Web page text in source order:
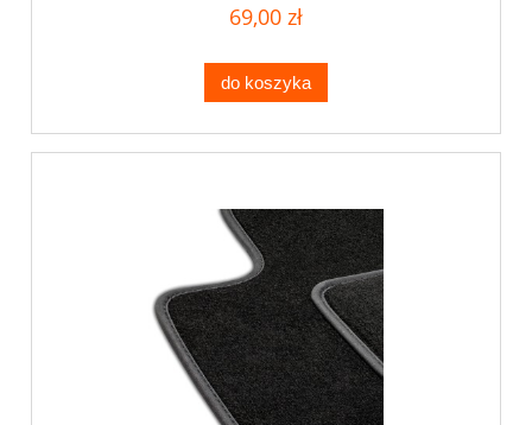
69,00 zł
do koszyka